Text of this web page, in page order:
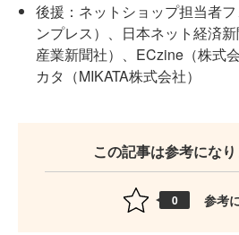
後援：ネットショップ担当者
ンプレス）、日本ネット経済
産業新聞社）、ECzine（株式
カタ（MIKATA株式会社）
この記事は参考にな
0 参考